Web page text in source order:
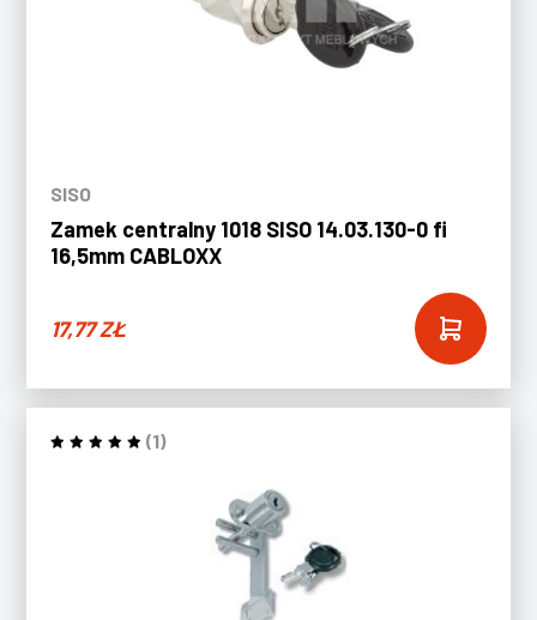
SISO
Zamek centralny 1018 SISO 14.03.130-0 fi
16,5mm CABLOXX
17,77ZŁ
(1)